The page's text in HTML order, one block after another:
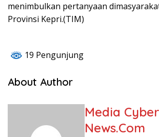
menimbulkan pertanyaan
Provinsi Kepri.(TIM)
19 Pengunjung
About Author
Media Cyber
News.Com